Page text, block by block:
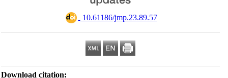
‎ 10.61186/jmp.23.89.57
Download citation: